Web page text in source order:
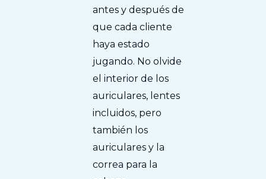
antes y después de
que cada cliente
haya estado
jugando. No olvide
el interior de los
auriculares, lentes
incluidos, pero
también los
auriculares y la
correa para la